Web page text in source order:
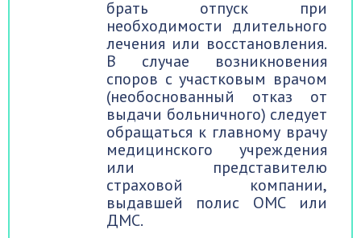
брать отпуск при
необходимости длительного
лечения или восстановления.
В случае возникновения
споров с участковым врачом
(необоснованный отказ от
выдачи больничного) следует
обращаться к главному врачу
медицинского учреждения
или представителю
страховой компании,
выдавшей полис ОМС или
ДМС.